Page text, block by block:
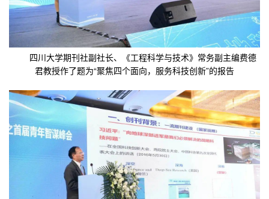
四川大学期刊社副社长、《工程科学与技术》常务副主编费德
君教授作了题为“聚焦四个面向，服务科技创新”的报告